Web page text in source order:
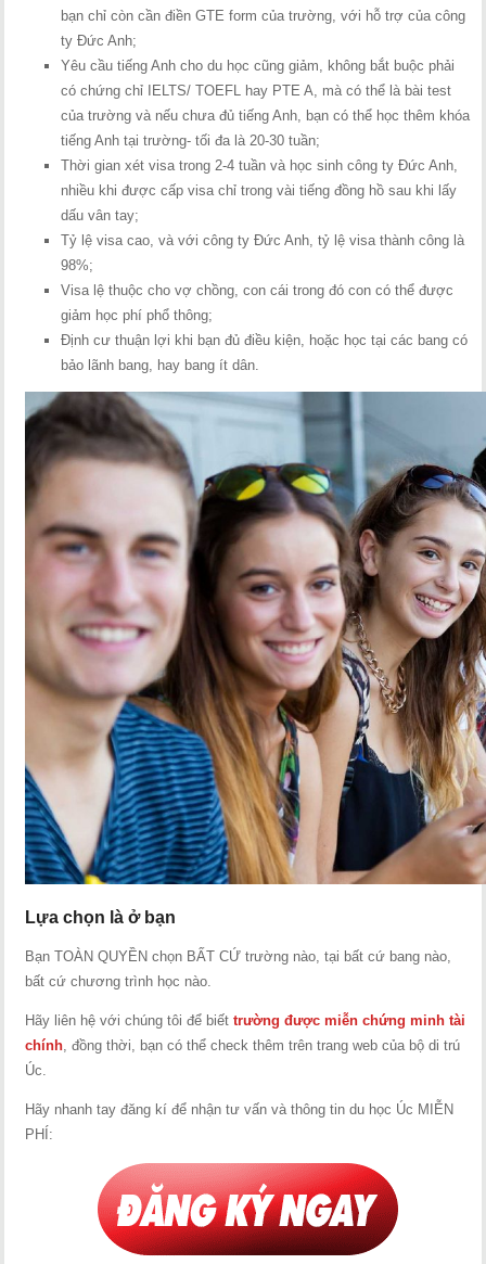
bạn chỉ còn cần điền GTE form của trường, với hỗ trợ của công
ty Đức Anh;
Yêu cầu tiếng Anh cho du học cũng giảm, không bắt buộc phải
có chứng chỉ IELTS/ TOEFL hay PTE A, mà có thể là bài test
của trường và nếu chưa đủ tiếng Anh, bạn có thể học thêm khóa
tiếng Anh tại trường- tối đa là 20-30 tuần;
Thời gian xét visa trong 2-4 tuần và học sinh công ty Đức Anh,
nhiều khi được cấp visa chỉ trong vài tiếng đồng hồ sau khi lấy
dấu vân tay;
Tỷ lệ visa cao, và với công ty Đức Anh, tỷ lệ visa thành công là
98%;
Visa lệ thuộc cho vợ chồng, con cái trong đó con có thể được
giảm học phí phổ thông;
Định cư thuận lợi khi bạn đủ điều kiện, hoặc học tại các bang có
bảo lãnh bang, hay bang ít dân.
Lựa chọn là ở bạn
Bạn TOÀN QUYỀN chọn BẤT CỨ trường nào, tại bất cứ bang nào,
bất cứ chương trình học nào.
Hãy liên hệ với chúng tôi để biếttrường được miễn chứng minh tài
chính , đồng thời, bạn có thể check thêm trên trang web của bộ di trú
Úc.
Hãy nhanh tay đăng kí để nhận tư vấn và thông tin du học Úc MIỄN
PHÍ: